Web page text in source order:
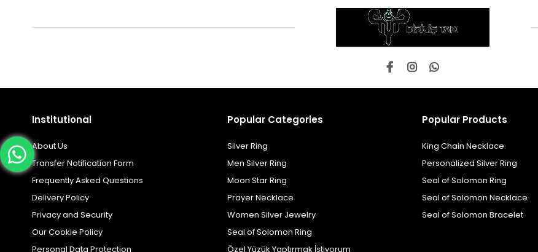
Institutional
About Us
Transfer Notification Form
Frequently Asked Questions
Delivery Policy
Privacy and Security
Our Cookie Policy
Personal Data Protection
Popular Categories
Silver Ring
Men Silver Ring
Moon Star Ring
Prayer Necklace
Women Silver Jewelry
Seal of Solomon Ring
Özel Yüzük Yaptırmak İstiyorum
Popular Products
King Chain Necklace
Personalized Silver Ring
Seal of Solomon Ring
Seal of Solomon Necklace
Seal of Solomon Bracelet